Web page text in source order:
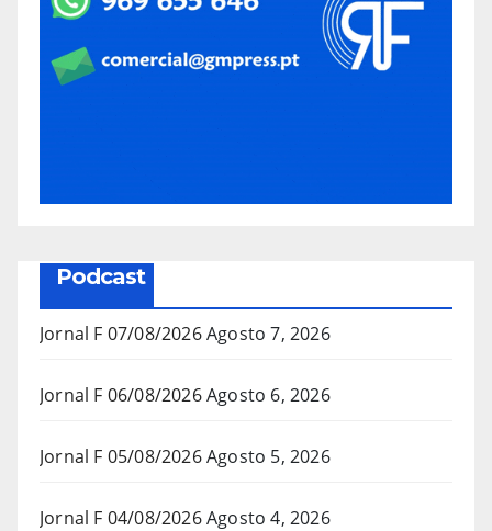
Podcast
Jornal F 07/08/2026Agosto 7, 2026
Jornal F 06/08/2026Agosto 6, 2026
Jornal F 05/08/2026Agosto 5, 2026
Jornal F 04/08/2026Agosto 4, 2026